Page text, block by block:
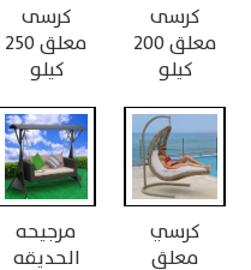
كرسى
معلق 200
كيلو
كرسى
معلق 250
كيلو
كرسي
معلق
مرجيحه
الحديقه